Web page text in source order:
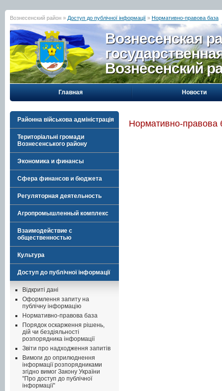
Вознесенский район » Доступ до публічної інформації » Нормативно-правова база
Вознесенская
Вознесенский
Главная Новости
Районна військова адміністрація
Територіальні громади
Вознесенського району
Экономика и финансы
Сфера финансов и бюджета
Регуляторная деятельность
Агропромышленный комплекс
Взаимодействие с
общественностью
Культура
Доступ до публічної інформації
Відкриті дані
Оформлення запиту на
публічну інформацію
Нормативно-правова база
Порядок оскарження рішень,
дій чи бездіяльності
розпорядника інформації
Звіти про надходження запитів
Вимоги до оприлюднення
інформації розпорядниками
згідно вимог Закону України
"Про доступ до публічної
інформації"
Нормативно-правова